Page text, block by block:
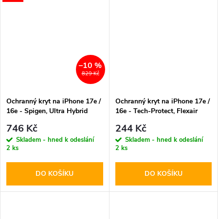
829 Kč
–10 %
Ochranný kryt na iPhone 17e /
16e - Spigen, Ultra Hybrid
746 Kč
Skladem - hned k odeslání
2 ks
DO KOŠÍKU
Ochranný kryt na iPhone 17e /
16e - Tech-Protect, Flexair
244 Kč
Skladem - hned k odeslání
2 ks
DO KOŠÍKU